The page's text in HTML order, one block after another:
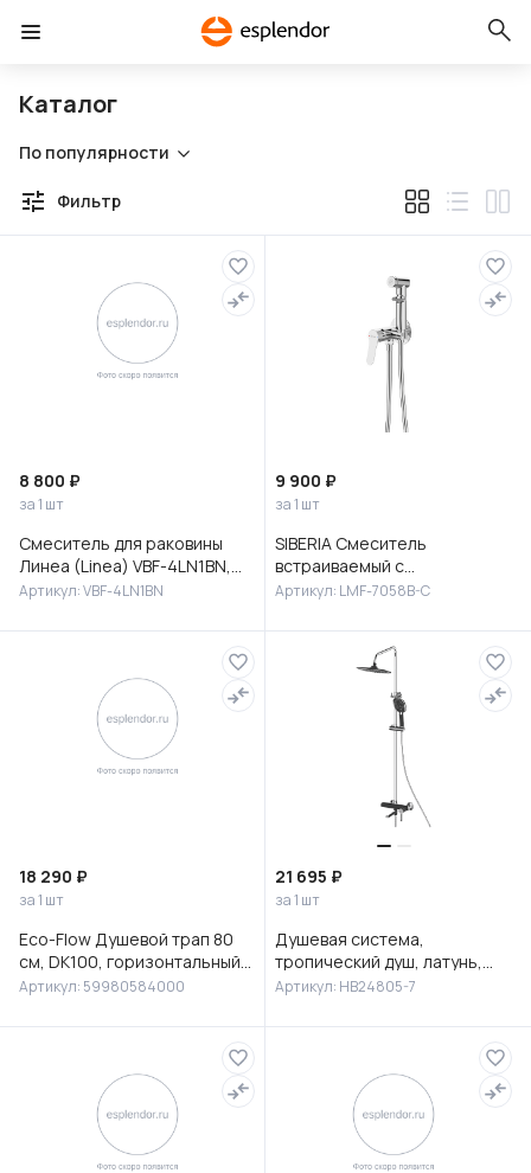
Каталог
По популярности
Фильтр
8 800 ₽
за 1 шт
Смеситель для раковины
Линеа (Linea) VBF-4LN1BN,
брашированный никель
Артикул: VBF-4LN1BN
9 900 ₽
за 1 шт
SIBERIA Смеситель
встраиваемый с
гигиеническим душем,
Артикул: LMF-7058B-C
18 290 ₽
за 1 шт
Eco-Flow Душевой трап 80
см, DK100, горизонтальный
сифон 60 мм, матовый
Артикул: 59980584000
21 695 ₽
за 1 шт
Душевая система,
тропический душ, латунь,
черный/хром, HB24805-7
Артикул: HB24805-7